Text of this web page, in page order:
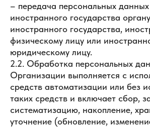
– передача персональных
иностранного государства
иностранного государства,
физическому лицу или
юридическому лицу.
2.2. Обработка персональных
Организации выполняется с
средств автоматизации или без
таких средств и включает сбор,
систематизацию, накопление,
уточнение (обновление,